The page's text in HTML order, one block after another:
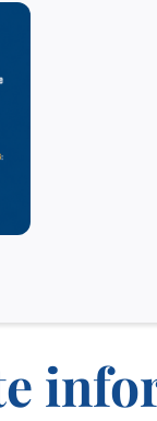
de